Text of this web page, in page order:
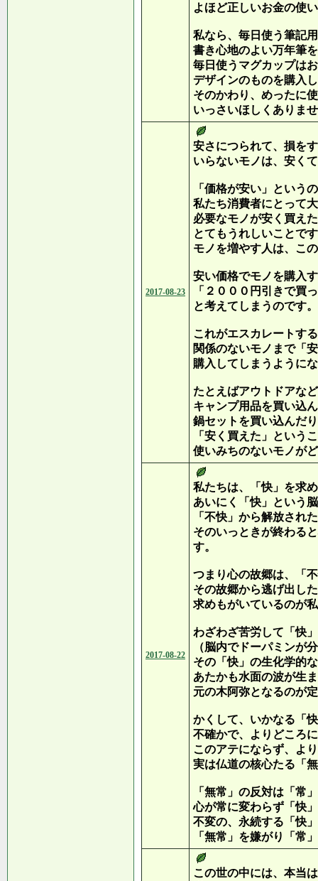
よほど正しいお金の使
私なら、毎日使う筆記
書き心地のよい万年筆
毎日使うマグカップは
デザインのものを購入
そのかわり、めったに
いっさいほしくありま
2017-08-23
安さにつられて、損を
いらないモノは、安く
「価格が安い」という
私たち消費者にとって
必要なモノが安く買え
とてもうれしいことで
モノを増やす人は、こ
安い価格でモノを購入
「２０００円引きで買
と考えてしまうのです。
これがエスカレートす
関係のないモノまで「
購入してしまうように
たとえばアウトドアな
キャンプ用品を買い込
鍋セットを買い込んだ
「安く買えた」という
使いみちのないモノが
2017-08-22
私たちは、「快」を求
あいにく「快」という
「不快」から解放され
そのいっときが終わる
す。
つまり心の故郷は、「
その故郷から逃げ出し
求めもがいているのが
わざわざ苦労して「快
（脳内でドーパミンが
その「快」の生化学的
あたかも水面の波が生
元の木阿弥となるのが
かくして、いかなる「
不確かで、よりどころ
このアテにならず、よ
実は仏道の核心たる「
「無常」の反対は「常
心が常に変わらず「快
不変の、永続する「快
「無常」を嫌がり「常
この世の中には、本当